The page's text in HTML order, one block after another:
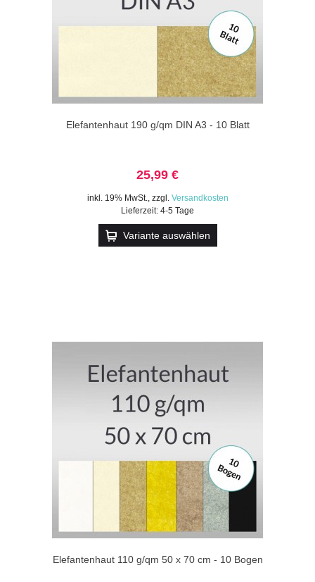
Elefantenhaut 190 g/qm DIN A3 - 10 Blatt
25,99 €
inkl. 19% MwSt., zzgl. Versandkosten
Lieferzeit: 4-5 Tage
Variante auswählen
Elefantenhaut 110 g/qm 50 x 70 cm - 10 Bogen